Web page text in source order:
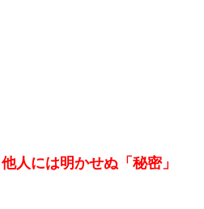
他人には明かせぬ「秘密」